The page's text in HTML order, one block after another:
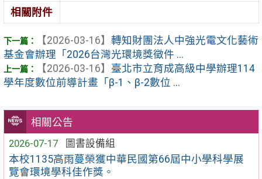
相關公告
2026-07-17
圖書設備組
本校1135高雨蔓榮獲中華民國第66屆中小學科學展
覽會環境學科佳作獎。
相關附件
【2026-03-16】 轉知財團法人中強光電文化藝術
基金會辦理「2026台灣光環境獎徵件 ...
【2026-03-16】 臺北市立育成高級中學辦理114
學年度數位前導計畫「β-1、β-2數位 ...